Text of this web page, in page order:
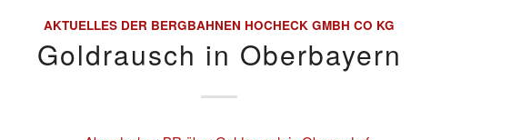
AKTUELLES DER BERGBAHNEN HOCHECK GMBH CO KG
Goldrausch in Oberbayern